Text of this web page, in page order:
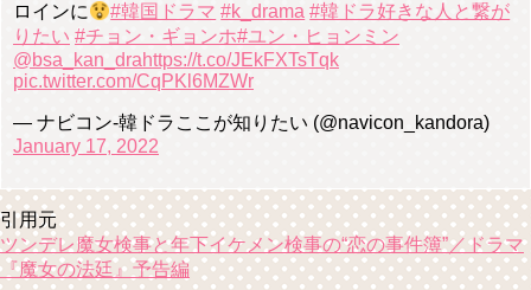
ロインに
#韓国ドラマ #k_drama #韓ドラ好きな人と繋が
りたい #チョン・ギョンホ#ユン・ヒョンミン
@bsa_kan_drahttps://t.co/JEkFXTsTqk
pic.twitter.com/CqPKl6MZWr
— ナビコン-韓ドラここが知りたい (@navicon_kandora)
January 17, 2022
引用元
ツンデレ魔女検事と年下イケメン検事の“恋の事件簿”／ドラマ
『魔女の法廷』予告編